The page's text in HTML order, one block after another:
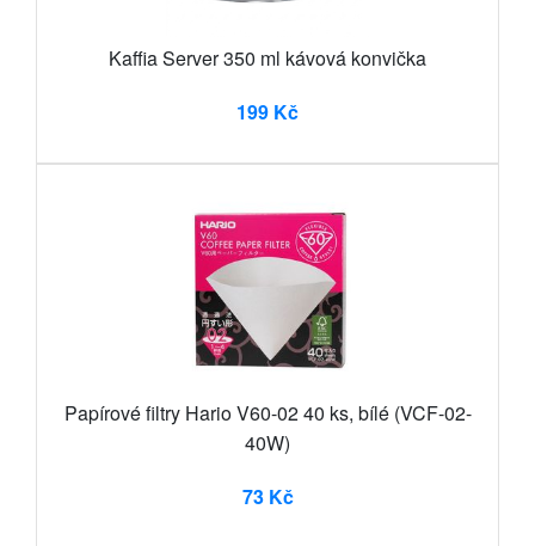
Kaffia Server 350 ml kávová konvička
199 Kč
Papírové filtry Hario V60-02 40 ks, bílé (VCF-02-
40W)
73 Kč